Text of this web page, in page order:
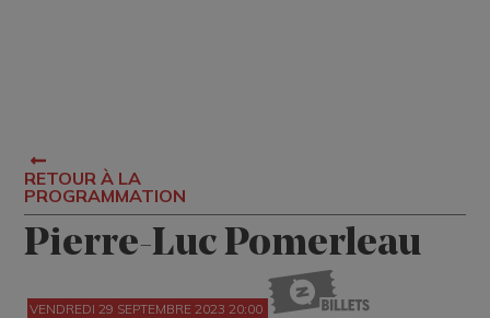
RETOUR À LA
PROGRAMMATION
Pierre-Luc Pomerleau
VENDREDI 29 SEPTEMBRE 2023 20:00